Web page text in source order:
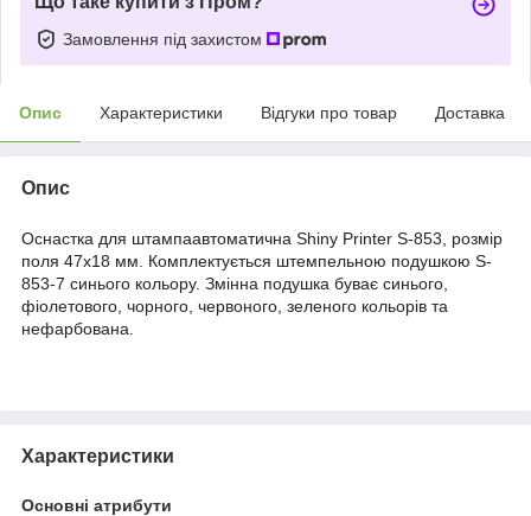
Замовлення під захистом
Опис Характеристики Відгуки про товар Доставка
Опис
Оснастка для штампаавтоматична Shiny Printer S-853, розмір
поля 47x18 мм. Комплектується штемпельною подушкою S-
853-7 синього кольору. Змінна подушка буває синього,
фіолетового, чорного, червоного, зеленого кольорів та
нефарбована.
Характеристики
Основні атрибути